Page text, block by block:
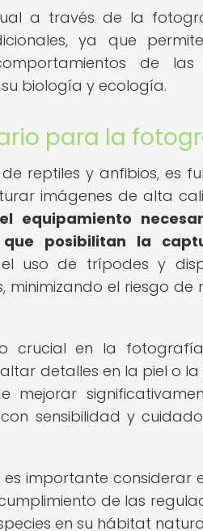
a través de la
ya que
de las
biología y ecología.
para la
reptiles y anfibios, es
imágenes de alta
equipamiento
posibilitan la
el uso de trípodes y
minimizando el riesgo
crucial en la
detalles en la piel o la
mejorar
sensibilidad y
importante considerar
de las
en su hábitat